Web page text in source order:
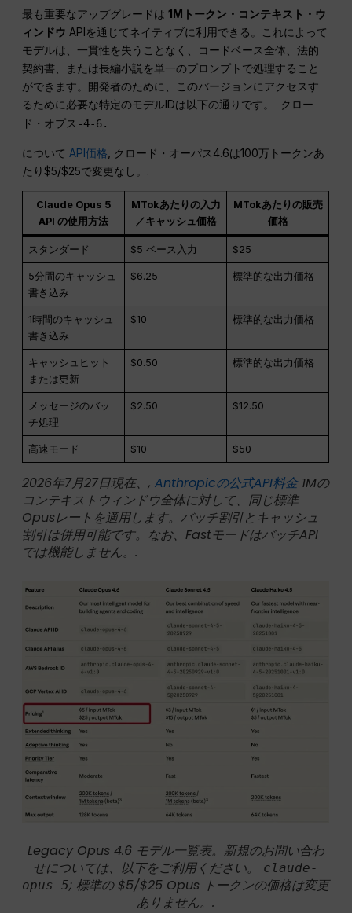
最も重要なアップグレードは1Mトークン・コンテキスト・ウ
ィンドウ APIを通じてネイティブに利用できる。これによって
モデルは、一貫性を失うことなく、コードベース全体、法的
契約書、または長編小説を単一のプロンプトで処理すること
ができます。開発者のために、このバージョンにアクセスす
るために必要な特定のモデルIDは以下の通りです。
クロー
ド・オプス-4-6.
についてAPI価格 , クロード・オーパス4.6は100万トークンあ
たり$5/$25で変更なし。.
Claude Opus 5
API の使用方法
MTokあたりの入力
／キャッシュ価格
MTokあたりの販売
価格
スタンダード $5 ベース入力 $25
5分間のキャッシュ
書き込み
$6.25 標準的な出力価格
1時間のキャッシュ
書き込み
$10 標準的な出力価格
キャッシュヒット
または更新
$0.50 標準的な出力価格
メッセージのバッ
チ処理
$2.50 $12.50
高速モード $10 $50
2026年7月27日現在、,Anthropicの公式API料金1Mの
コンテキストウィンドウ全体に対して、同じ標準
Opusレートを適用します。バッチ割引とキャッシュ
割引は併用可能です。なお、FastモードはバッチAPI
では機能しません。.
Legacy Opus 4.6 モデル一覧表。新規のお問い合わ
せについては、以下をご利用ください。
claude-
opus-5; 標準の $5/$25 Opus トークンの価格は変更
ありません。.